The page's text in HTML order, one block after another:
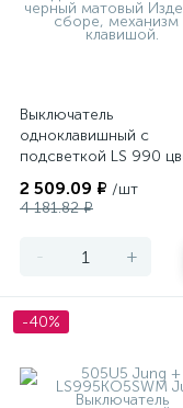
Выключатель
одноклавишный с
подсветкой LS 990
2 509.09 ₽ /шт
4 181.82 ₽
- +
-40%